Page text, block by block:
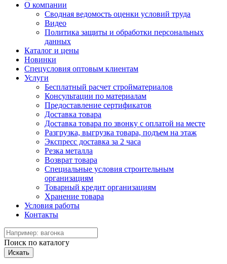
О компании
Сводная ведомость оценки условий труда
Видео
Политика защиты и обработки персональных
данных
Каталог и цены
Новинки
Спецусловия оптовым клиентам
Услуги
Бесплатный расчет стройматериалов
Консультации по материалам
Предоставление сертификатов
Доставка товара
Доставка товара по звонку с оплатой на месте
Разгрузка, выгрузка товара, подъем на этаж
Экспресс доставка за 2 часа
Резка металла
Возврат товара
Специальные условия строительным
организациям
Товарный кредит организациям
Хранение товара
Условия работы
Контакты
Поиск по каталогу
Искать